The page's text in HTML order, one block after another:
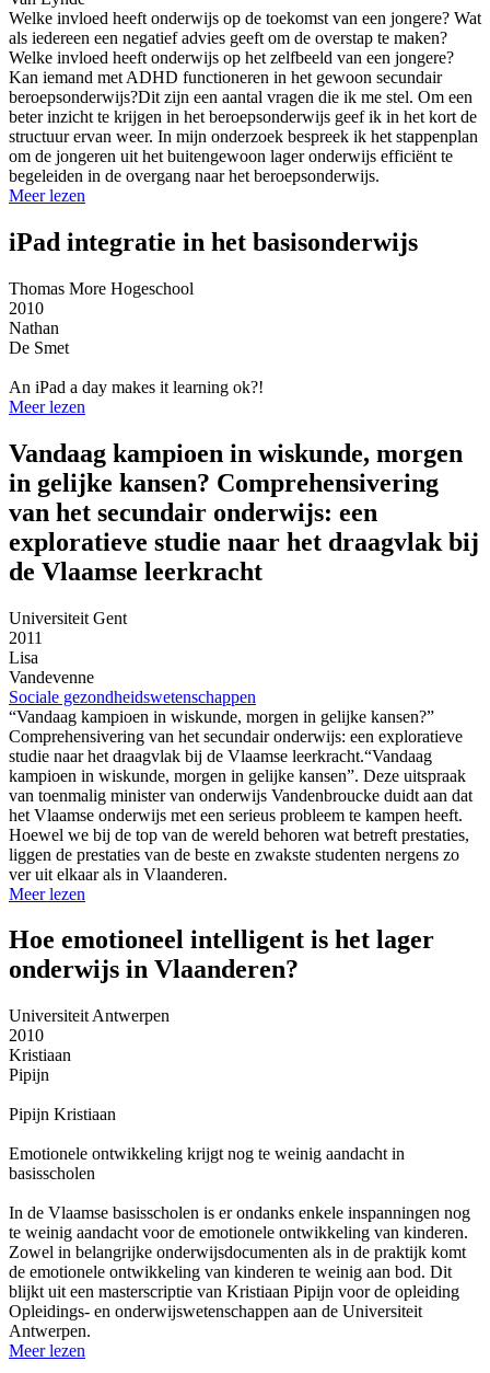
Welke invloed heeft onderwijs op de toekomst van een jongere? Wat
als iedereen een negatief advies geeft om de overstap te maken?
Welke invloed heeft onderwijs op het zelfbeeld van een jongere?
Kan iemand met ADHD functioneren in het gewoon secundair
beroepsonderwijs?Dit zijn een aantal vragen die ik me stel. Om een
beter inzicht te krijgen in het beroepsonderwijs geef ik in het kort de
structuur ervan weer. In mijn onderzoek bespreek ik het stappenplan
om de jongeren uit het buitengewoon lager onderwijs efficiënt te
begeleiden in de overgang naar het beroepsonderwijs.
Meer lezen
iPad integratie in het basisonderwijs
Thomas More Hogeschool
2010
Nathan
De Smet
An iPad a day makes it learning ok?!
Meer lezen
Vandaag kampioen in wiskunde, morgen
in gelijke kansen? Comprehensivering
van het secundair onderwijs: een
exploratieve studie naar het draagvlak bij
de Vlaamse leerkracht
Universiteit Gent
2011
Lisa
Vandevenne
Sociale gezondheidswetenschappen
“Vandaag kampioen in wiskunde, morgen in gelijke kansen?”
Comprehensivering van het secundair onderwijs: een exploratieve
studie naar het draagvlak bij de Vlaamse leerkracht.“Vandaag
kampioen in wiskunde, morgen in gelijke kansen”. Deze uitspraak
van toenmalig minister van onderwijs Vandenbroucke duidt aan dat
het Vlaamse onderwijs met een serieus probleem te kampen heeft.
Hoewel we bij de top van de wereld behoren wat betreft prestaties,
liggen de prestaties van de beste en zwakste studenten nergens zo
ver uit elkaar als in Vlaanderen.
Meer lezen
Hoe emotioneel intelligent is het lager
onderwijs in Vlaanderen?
Universiteit Antwerpen
2010
Kristiaan
Pipijn
Pipijn Kristiaan
Emotionele ontwikkeling krijgt nog te weinig aandacht in
basisscholen
In de Vlaamse basisscholen is er ondanks enkele inspanningen nog
te weinig aandacht voor de emotionele ontwikkeling van kinderen.
Zowel in belangrijke onderwijsdocumenten als in de praktijk komt
de emotionele ontwikkeling van kinderen te weinig aan bod. Dit
blijkt uit een masterscriptie van Kristiaan Pipijn voor de opleiding
Opleidings- en onderwijswetenschappen aan de Universiteit
Antwerpen.
Meer lezen